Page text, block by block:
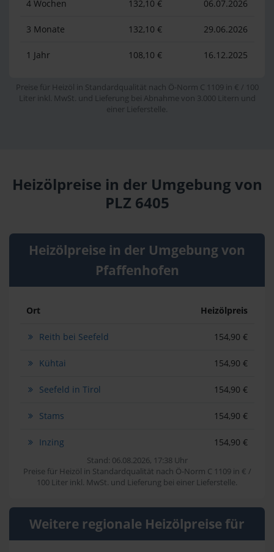
4 Wochen 132,10 € 06.07.2026
3 Monate 132,10 € 29.06.2026
1 Jahr 108,10 € 16.12.2025
Preise für Heizöl in Standardqualität nach Ö-Norm C 1109 in € / 100
Liter inkl. MwSt. und Lieferung bei Abnahme von 3.000 Litern und
einer Lieferstelle.
Heizölpreise in der Umgebung von
PLZ 6405
Heizölpreise in der Umgebung von
Pfaffenhofen
Ort Heizölpreis
Reith bei Seefeld 154,90 €
Kühtai 154,90 €
Seefeld in Tirol 154,90 €
Stams 154,90 €
Inzing 154,90 €
Stand: 06.08.2026, 17:38 Uhr
Preise für Heizöl in Standardqualität nach Ö-Norm C 1109 in € /
100 Liter inkl. MwSt. und Lieferung bei einer Lieferstelle.
Weitere regionale Heizölpreise für